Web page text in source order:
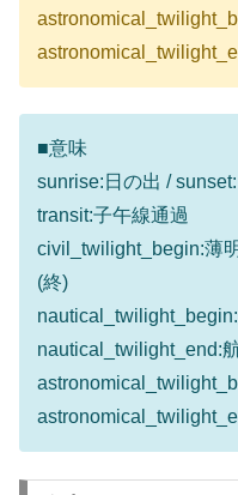
■意味
sunrise:日の出 /
transit:子午線通過
civil_twilight_begin:薄
(終)
nautical_twilight_end: